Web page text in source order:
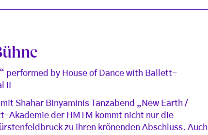
performed by House of Dance with Ballett-
II
Shahar Binyaminis Tanzabend „New Earth /
Akademie der HMTM kommt nicht nur die
zu ihren krönenden Abschluss. Auch